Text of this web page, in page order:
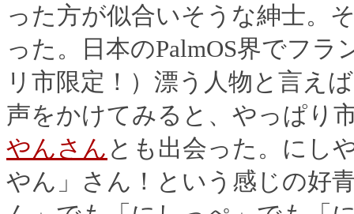
った方が似合いそうな紳士。
った。日本のPalmOS界でフ
リ市限定！）漂う人物と言え
声をかけてみると、やっぱり
やんさん とも出会った。にし
やん」さん！という感じの好